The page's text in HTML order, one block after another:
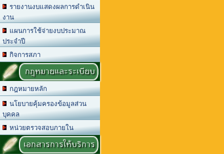
รายงานงบแสดงผลการดำเนิน
งาน
แผนการใช้จ่ายงบประมาณ
ประจำปี
กิจการสภา
กฎหมายและระเบียบ
กฎหมายหลัก
นโยบายคุ้มครองข้อมูลส่วน
บุคคล
หน่วยตรวจสอบภายใน
เอกสารการให้บริการ